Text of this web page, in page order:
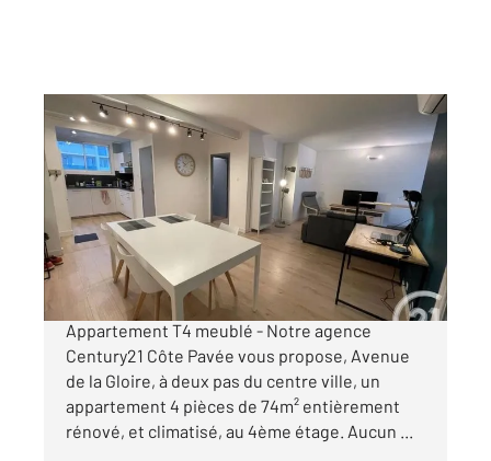
TOULOUSE 31
74 m2, 4 pièces
Ref : 20387
Appartement à vendre
185 000 €
TOULOUSE (31500) - Avenue de la Gloire
Appartement T4 meublé - Notre agence
Century21 Côte Pavée vous propose, Avenue
de la Gloire, à deux pas du centre ville, un
appartement 4 pièces de 74m² entièrement
rénové, et climatisé, au 4ème étage. Aucun ...